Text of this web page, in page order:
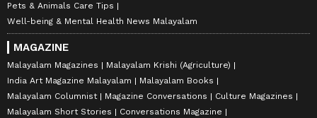
Pets & Animals Care Tips
Well-being & Mental Health News Malayalam
MAGAZINE
Malayalam Magazines
Malayalam Krishi (Agriculture)
India Art Magazine Malayalam
Malayalam Books
Malayalam Columnist
Magazine Conversations
Culture Magazines
Malayalam Short Stories
Conversations Magazine